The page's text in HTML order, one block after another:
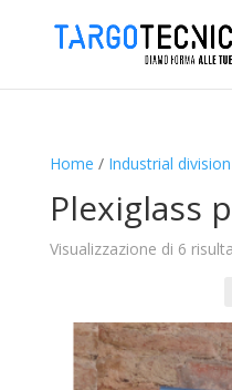
Home / Industrial division
Plexiglass
Visualizzazione di 6